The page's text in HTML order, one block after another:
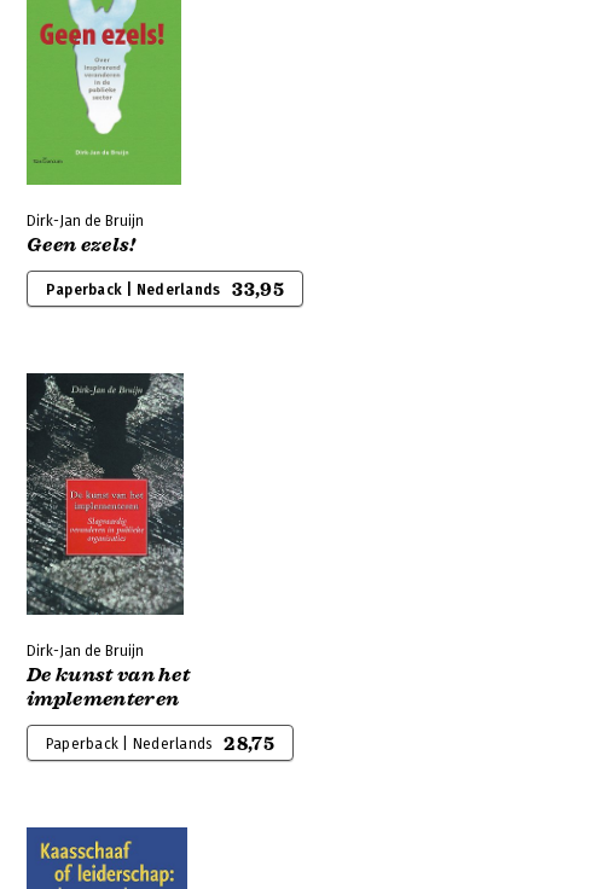
Dirk-Jan de Bruijn
Geen ezels!
Paperback | Nederlands 33,95
Dirk-Jan de Bruijn
De kunst van het
implementeren
Paperback | Nederlands 28,75